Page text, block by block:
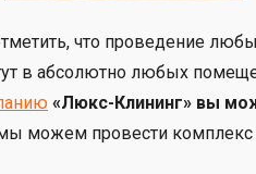
что проведение
в абсолютно любых
«Люкс-Клининг» вы
можем провести